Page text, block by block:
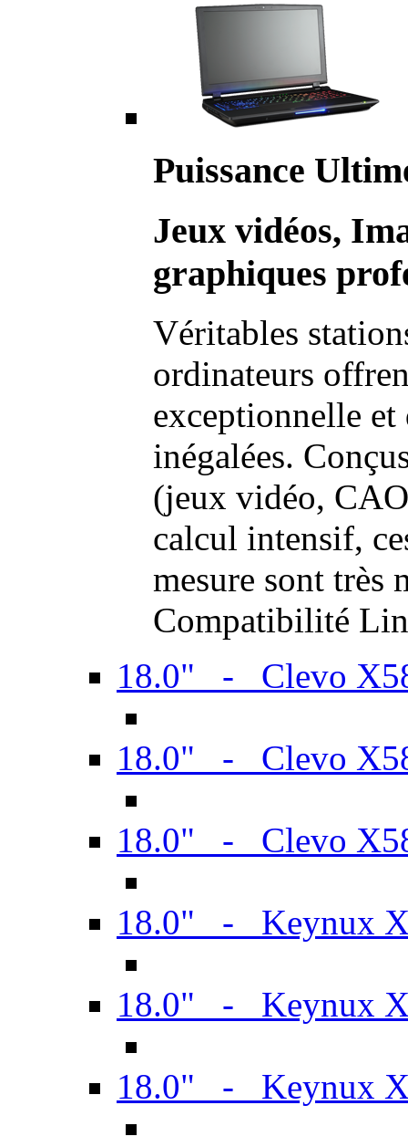
Puissance
Jeux vidéos,
graphiques
Véritables
ordinateurs
exceptionnelle et
inégalées.
(jeux vidéo,
calcul intensif,
mesure sont très
Compatibilité
18.0" - Clevo
18.0" - Clevo
18.0" - Clevo
18.0" - Keynux
18.0" - Keynux
18.0" - Keynux